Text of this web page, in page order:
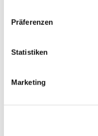
Präferenzen
Statistiken
Marketing
Wir freuen uns darauf, Sie
Das Team der